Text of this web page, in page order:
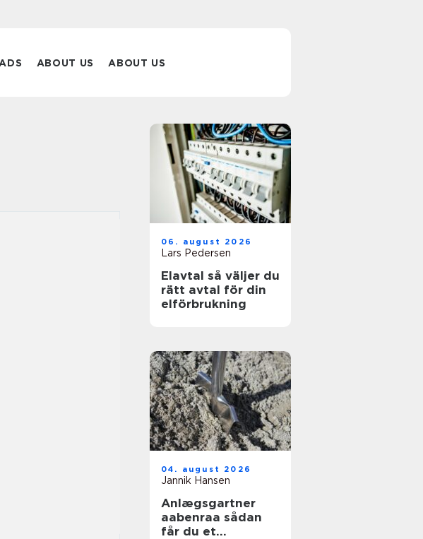
ADS ABOUT US ABOUT US
06. august 2026
Lars Pedersen
Elavtal så väljer du
rätt avtal för din
elförbrukning
04. august 2026
Jannik Hansen
Anlægsgartner
aabenraa sådan
får du et